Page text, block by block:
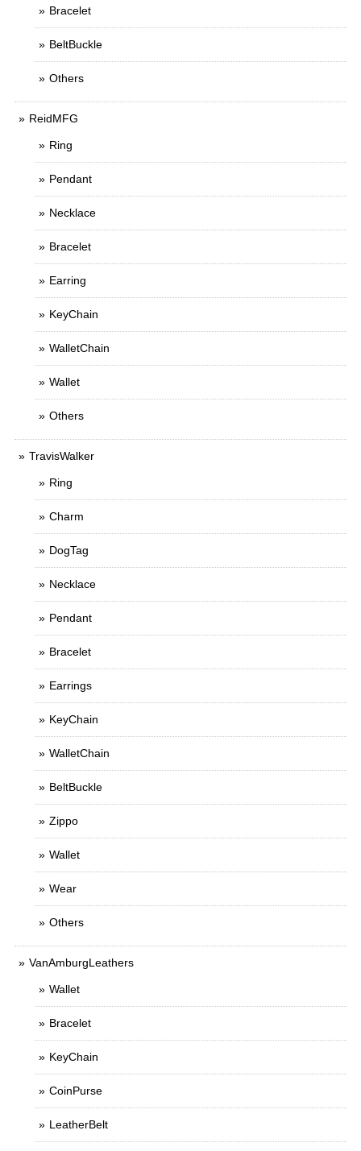
Bracelet
BeltBuckle
Others
ReidMFG
Ring
Pendant
Necklace
Bracelet
Earring
KeyChain
WalletChain
Wallet
Others
TravisWalker
Ring
Charm
DogTag
Necklace
Pendant
Bracelet
Earrings
KeyChain
WalletChain
BeltBuckle
Zippo
Wallet
Wear
Others
VanAmburgLeathers
Wallet
Bracelet
KeyChain
CoinPurse
LeatherBelt